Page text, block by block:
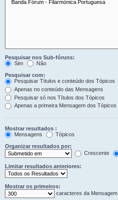
Pesquisar nos Sub-fóruns:
Sim
Não
Pesquisar com:
Pesquisar Títulos e conteúdo dos Tópicos
Apenas no conteúdo das Mensagens
Pesquisar só nos Títulos dos Tópicos
Apenas a primeira Mensagem dos Tópicos
Mostrar resultados :
Mensagens
Tópicos
Organizar resultados por:
Crescente
Limitar resultados anteriores:
Mostrar os primeiros:
caracteres da Mensagem